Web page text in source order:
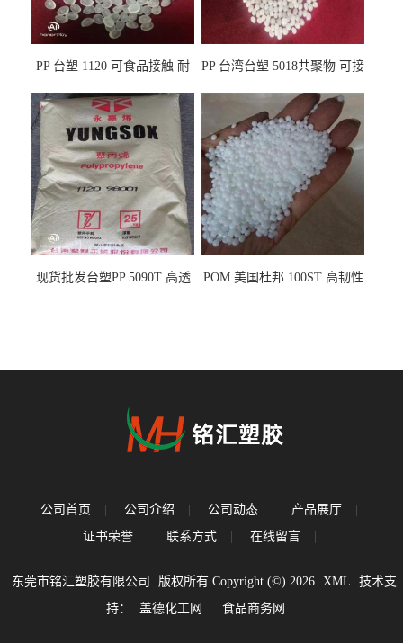
PP 台塑 1120 可食品接触 耐
PP 台湾台塑 5018共聚物 可接
现货批发台塑PP 5090T 高透
POM 美国杜邦 100ST 高韧性
公司首页 | 公司介绍 | 公司动态 | 产品展厅
|
证书荣誉
| 联系方式 | 在线留言 |
东莞市铭汇塑胶有限公司 版权所有 Copyright (©) 2026 XML
技术支
持：
盖德化工网 食品商务网